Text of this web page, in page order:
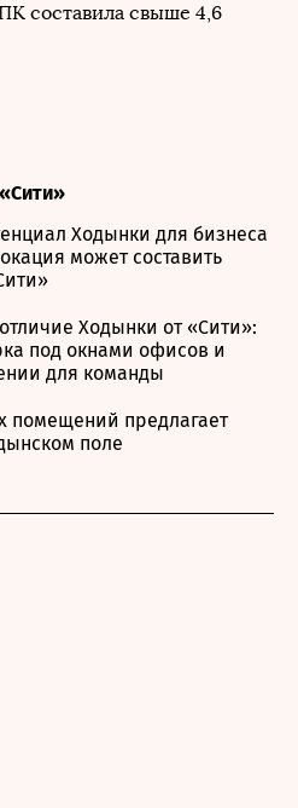
составила свыше 4,6
Ходынки для бизнеса
может составить
Ходынки от «Сити»:
под окнами офисов и
для команды
помещений предлагает
поле